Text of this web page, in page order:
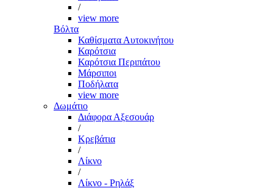
/
view more
Βόλτα
Καθίσματα Αυτοκινήτου
Καρότσια
Καρότσια Περιπάτου
Μάρσιποι
Ποδήλατα
view more
Δωμάτιο
Διάφορα Αξεσουάρ
/
Κρεβάτια
/
Λίκνο
/
Λίκνο - Ρηλάξ